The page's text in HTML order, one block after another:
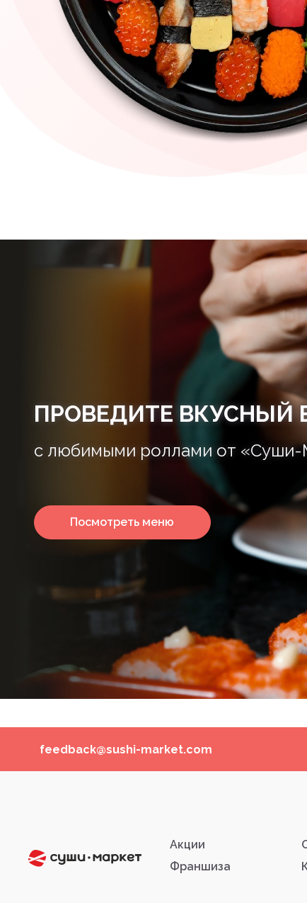
ПРОВЕДИТЕ ВКУСНЫЙ
с любимыми роллами от «Суши-
Посмотреть меню
feedback@sushi-market.com
Акции
Франшиза